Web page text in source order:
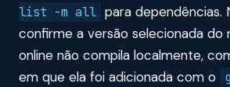
list -m all para dependências.
confirme a versão selecionada do
online não compila localmente,
em que ela foi adicionada com o